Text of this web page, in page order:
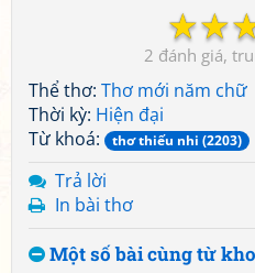
☆
☆
2
Thể thơ: Thơ mới năm chữ
Thời kỳ: Hiện đại
Từ khoá:
thơ thiếu nhi (2203)
Trả lời
In bài thơ
Một số bài cùng từ